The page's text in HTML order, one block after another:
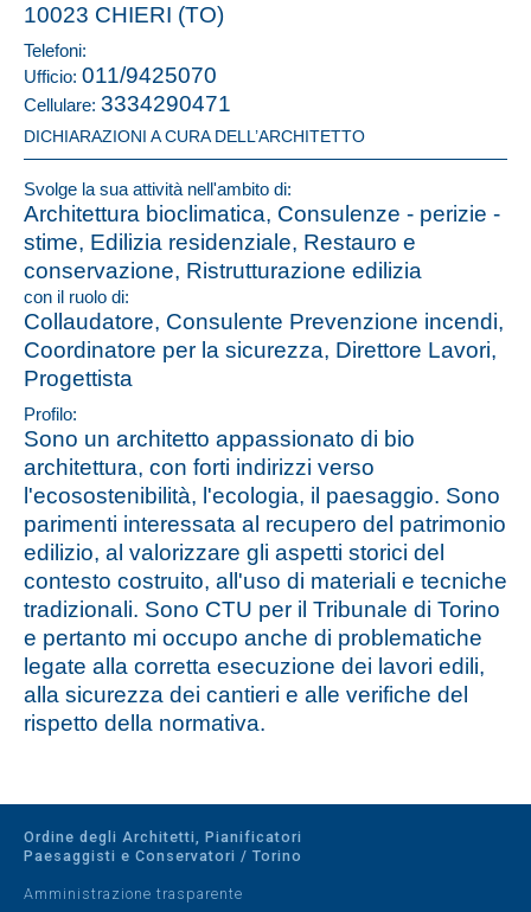
10023 CHIERI (TO)
Telefoni:
Ufficio: 011/9425070
Cellulare: 3334290471
DICHIARAZIONI A CURA DELL’ARCHITETTO
Svolge la sua attività nell'ambito di:
Architettura bioclimatica, Consulenze - perizie -
stime, Edilizia residenziale, Restauro e
conservazione, Ristrutturazione edilizia
con il ruolo di:
Collaudatore, Consulente Prevenzione incendi,
Coordinatore per la sicurezza, Direttore Lavori,
Progettista
Profilo:
Sono un architetto appassionato di bio
architettura, con forti indirizzi verso
l'ecosostenibilità, l'ecologia, il paesaggio. Sono
parimenti interessata al recupero del patrimonio
edilizio, al valorizzare gli aspetti storici del
contesto costruito, all'uso di materiali e tecniche
tradizionali. Sono CTU per il Tribunale di Torino
e pertanto mi occupo anche di problematiche
legate alla corretta esecuzione dei lavori edili,
alla sicurezza dei cantieri e alle verifiche del
rispetto della normativa.
Ordine degli Architetti, Pianificatori
Paesaggisti e Conservatori / Torino
Amministrazione trasparente